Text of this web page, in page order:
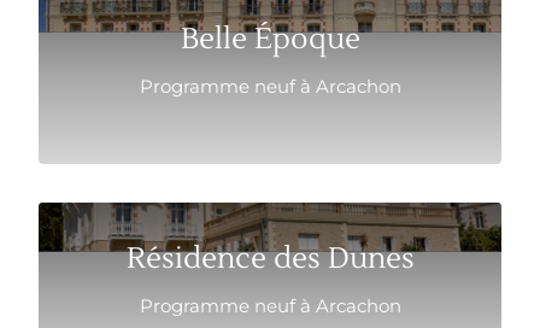
Belle Époque
Programme neuf à Arcachon
Résidence des Dunes
Programme neuf à Arcachon